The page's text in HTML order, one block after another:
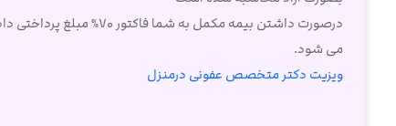
درصورت داشتن بیمه مکمل به شما فاکتور 70% مبلغ
می شود.
ویزیت دکتر متخصص عفونی درمنزل